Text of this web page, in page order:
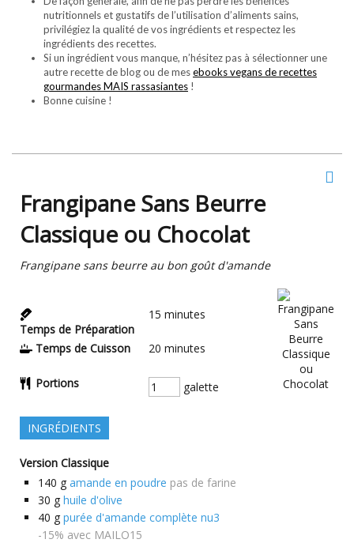
nutritionnels et gustatifs de l’utilisation d’aliments sains,
privilégiez la qualité de vos ingrédients et respectez les
ingrédients des recettes.
Si un ingrédient vous manque, n’hésitez pas à sélectionner une
autre recette de blog ou de mesebooks vegans de recettes
gourmandes MAIS rassasiantes !
Bonne cuisine !
Frangipane Sans Beurre
Classique ou Chocolat
Frangipane sans beurre au bon goût d'amande
Temps de Préparation
15 minutes
Temps de Cuisson 20 minutes
Portions galette
INGRÉDIENTS
Version Classique
140 g amande en poudre pas de farine
30 g huile d'olive
40 g purée d'amande complète nu3
-15% avec MAILO15